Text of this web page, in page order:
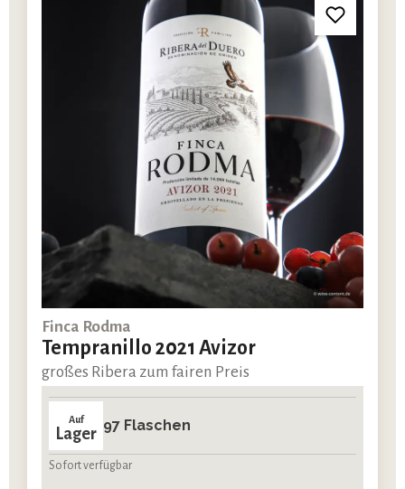
Finca Rodma
Tempranillo 2021 Avizor
großes Ribera zum fairen Preis
Auf
Lager 97 Flaschen
Sofort verfügbar